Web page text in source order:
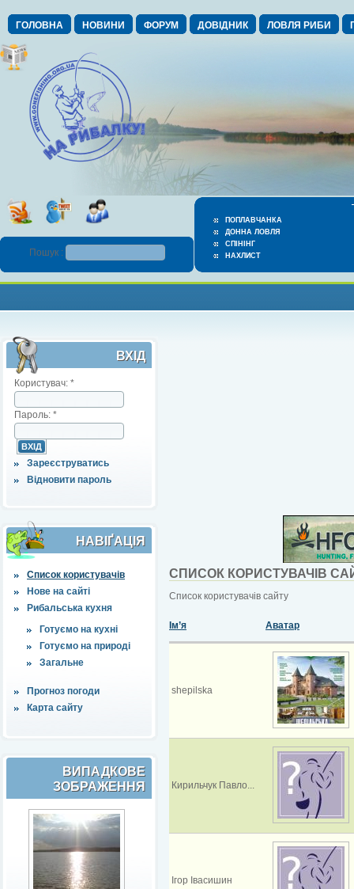
ГОЛОВНА НОВИНИ ФОРУМ ДОВІДНИК ЛОВЛЯ РИБИ
ПОПЛАВЧАНКА
ДОННА ЛОВЛЯ
СПІНІНГ
НАХЛИСТ
Пошук :
ВХІД
Користувач: *
Пароль: *
Зареєструватись
Відновити пароль
НАВІҐАЦІЯ
Список користувачів
Нове на сайті
Рибальська кухня
Готуємо на кухні
Готуємо на природі
Загальне
Прогноз погоди
Карта сайту
ВИПАДКОВЕ
ЗОБРАЖЕННЯ
СПИСОК КОРИСТУВАЧІВ
Список користувачів сайту
Ім’я Аватар
shepilska
Кирильчук Павло...
Ігор Івасишин